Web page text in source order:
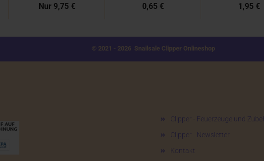
Nur 9,75 € 0,65 € 1,95 €
© 2021 - 2026 Snailsale Clipper Onlineshop
Clipper - Feuerzeuge und
Clipper - Newsletter
Kontakt